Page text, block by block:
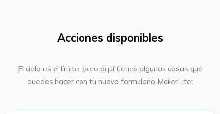
Acciones disponibles
El cielo es el límite, pero aquí tienes algunas cosas que
puedes hacer con tu nuevo formulario MailerLite: